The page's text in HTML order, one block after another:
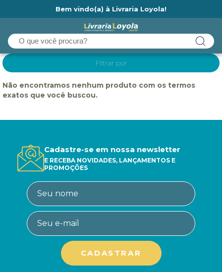
Bem vindo(a) à Livraria Loyola!
Filtrar por
Não encontramos nenhum produto com os termos
exatos que você buscou.
Cadastre-se em nossa newsletter
E RECEBA NOVIDADES, LANÇAMENTOS E
PROMOÇÕES